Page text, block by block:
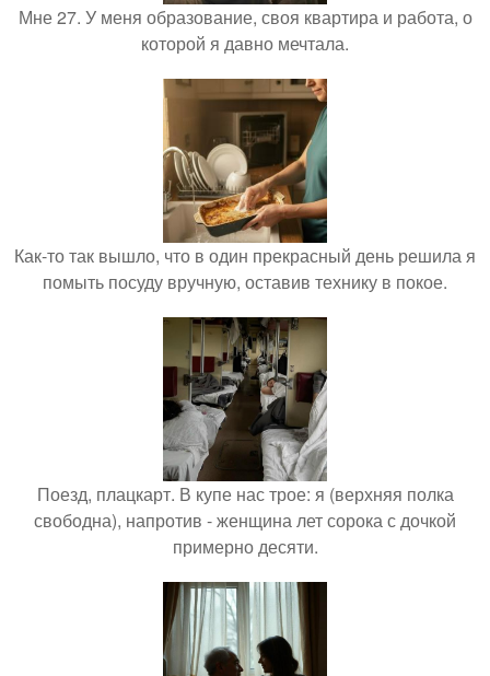
Мне 27. У меня образование, своя квартира и работа, о
которой я давно мечтала.
Как-то так вышло, что в один прекрасный день решила я
помыть посуду вручную, оставив технику в покое.
Поезд, плацкарт. В купе нас трое: я (верхняя полка
свободна), напротив - женщина лет сорока с дочкой
примерно десяти.